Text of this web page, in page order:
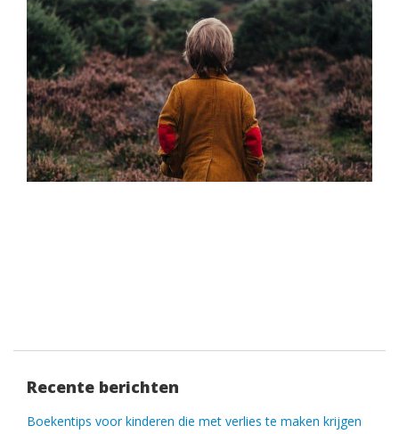
Recente berichten
Boekentips voor kinderen die met verlies te maken krijgen